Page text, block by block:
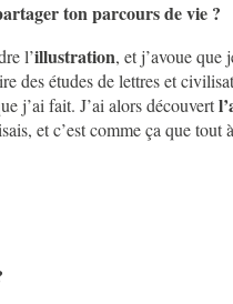
ton parcours de vie ?
l’illustration, et j’avoue que
des études de lettres et
j’ai fait. J’ai alors découvert
et c’est comme ça que tout